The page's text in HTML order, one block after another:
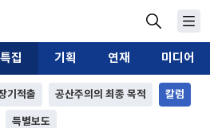
특집 기획 연재 미디어
기적출 공산주의의 최종 목적 칼럼
특별보도